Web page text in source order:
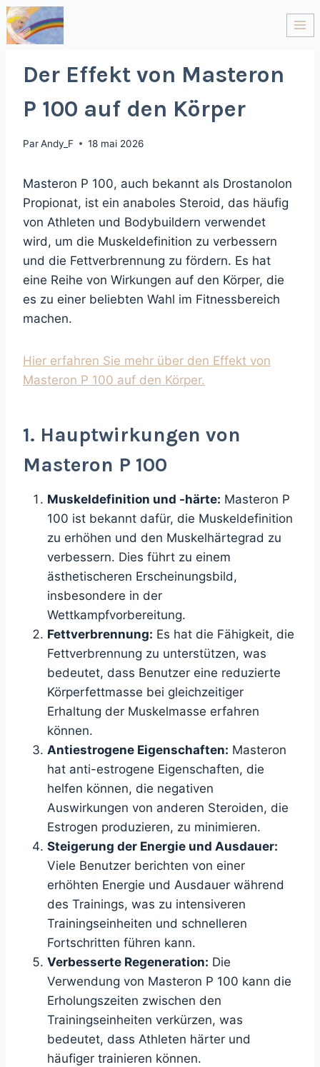
NON CLASSÉ
Der Effekt von Masteron
P 100 auf den Körper
ParAndy_F 18 mai 2026
Masteron P 100, auch bekannt als Drostanolon
Propionat, ist ein anaboles Steroid, das häufig
von Athleten und Bodybuildern verwendet
wird, um die Muskeldefinition zu verbessern
und die Fettverbrennung zu fördern. Es hat
eine Reihe von Wirkungen auf den Körper, die
es zu einer beliebten Wahl im Fitnessbereich
machen.
Hier erfahren Sie mehr über den Effekt von
Masteron P 100 auf den Körper.
1. Hauptwirkungen von
Masteron P 100
Muskeldefinition und -härte: Masteron P
100 ist bekannt dafür, die Muskeldefinition
zu erhöhen und den Muskelhärtegrad zu
verbessern. Dies führt zu einem
ästhetischeren Erscheinungsbild,
insbesondere in der
Wettkampfvorbereitung.
Fettverbrennung: Es hat die Fähigkeit, die
Fettverbrennung zu unterstützen, was
bedeutet, dass Benutzer eine reduzierte
Körperfettmasse bei gleichzeitiger
Erhaltung der Muskelmasse erfahren
können.
Antiestrogene Eigenschaften: Masteron
hat anti-estrogene Eigenschaften, die
helfen können, die negativen
Auswirkungen von anderen Steroiden, die
Estrogen produzieren, zu minimieren.
Steigerung der Energie und Ausdauer:
Viele Benutzer berichten von einer
erhöhten Energie und Ausdauer während
des Trainings, was zu intensiveren
Trainingseinheiten und schnelleren
Fortschritten führen kann.
Verbesserte Regeneration: Die
Verwendung von Masteron P 100 kann die
Erholungszeiten zwischen den
Trainingseinheiten verkürzen, was
bedeutet, dass Athleten härter und
häufiger trainieren können.